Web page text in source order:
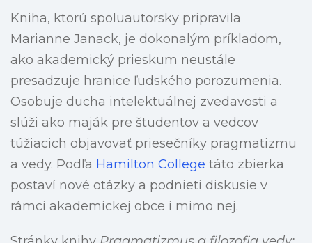
Kniha, ktorú spoluautorsky pripravila
Marianne Janack, je dokonalým príkladom,
ako akademický prieskum neustále
presadzuje hranice ľudského porozumenia.
Osobuje ducha intelektuálnej zvedavosti a
slúži ako maják pre študentov a vedcov
túžiacich objavovať priesečníky pragmatizmu
a vedy. Podľa Hamilton College táto zbierka
postaví nové otázky a podnieti diskusie v
rámci akademickej obce i mimo nej.